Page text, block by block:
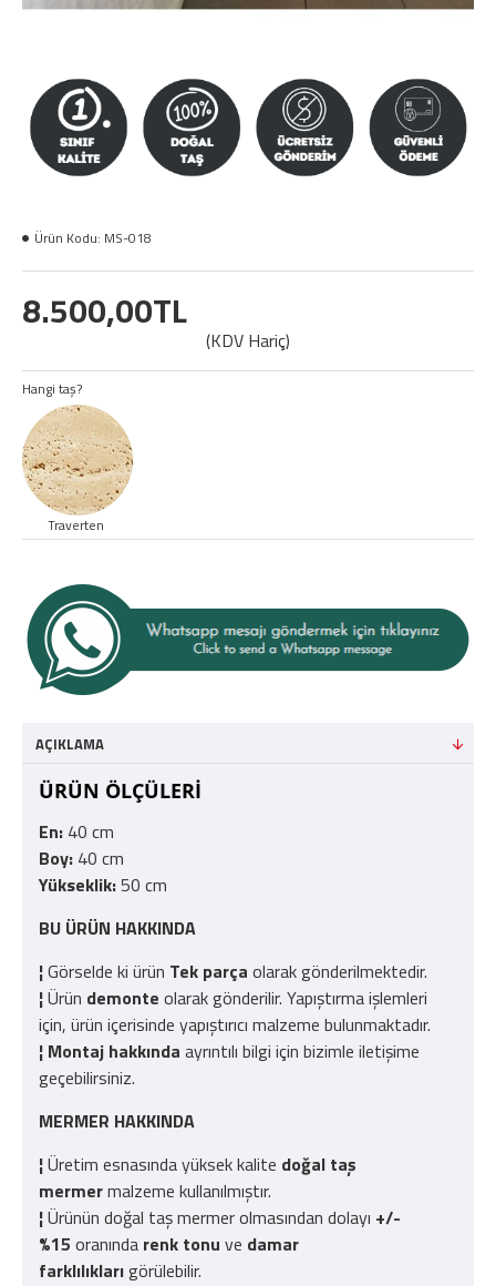
8.500,00TL
(KDV Hariç)
Ürün Kodu: MS-018
Hangi taş?
Traverten
AÇIKLAMA
ÜRÜN ÖLÇÜLERİ
En: 40 cm
Boy: 40 cm
Yükseklik:50 cm
BU ÜRÜN HAKKINDA
¦Görselde ki ürün Tek parça olarak gönderilmektedir.
¦Ürün demonte olarak gönderilir. Yapıştırma işlemleri
için, ürün içerisinde yapıştırıcı malzeme bulunmaktadır.
¦ Montaj hakkında ayrıntılı bilgi için bizimle iletişime
geçebilirsiniz.
MERMER HAKKINDA
¦Üretim esnasında yüksek kalite doğal taş
mermermalzeme kullanılmıştır.
¦Ürünün doğal taş mermer olmasından dolayı +/-
%15 oranında renk tonu ve damar
farklılıklarıgörülebilir.